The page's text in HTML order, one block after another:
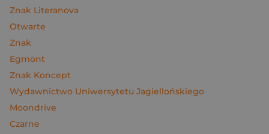
Znak Literanova
Otwarte
Znak
Egmont
Znak Koncept
Wydawnictwo Uniwersytetu Jagiellońskiego
Moondrive
Czarne